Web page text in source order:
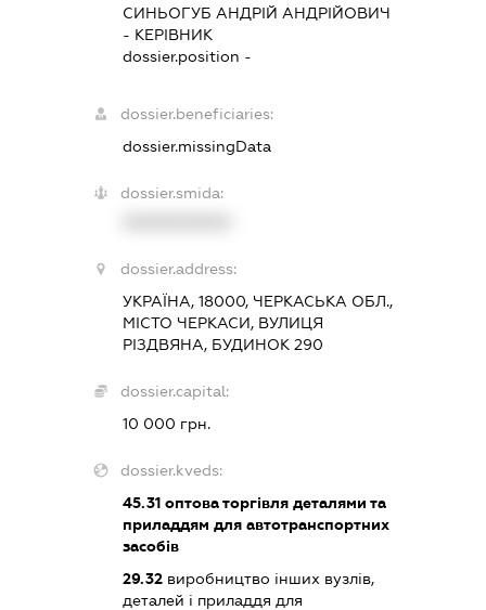
СИНЬОГУБ АНДРІЙ АНДРІЙОВИЧ
- КЕРІВНИК
dossier.position -
dossier.beneficiaries:
dossier.missingData
dossier.smida:
dossier.address:
УКРАЇНА, 18000, ЧЕРКАСЬКА ОБЛ.,
МІСТО ЧЕРКАСИ, ВУЛИЦЯ
РІЗДВЯНА, БУДИНОК 290
dossier.capital:
10 000 грн.
dossier.kveds:
45.31оптова торгівля деталями та
приладдям для автотранспортних
засобів
29.32виробництво інших вузлів,
деталей і приладдя для